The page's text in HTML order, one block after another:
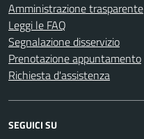
Amministrazione trasparente
Leggi le FAQ
Segnalazione disservizio
Prenotazione appuntamento
Richiesta d'assistenza
SEGUICI SU